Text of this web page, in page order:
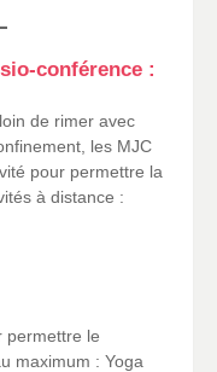
conférence :
de rimer avec
les MJC
pour permettre la
à distance :
permettre le
maximum : Yoga